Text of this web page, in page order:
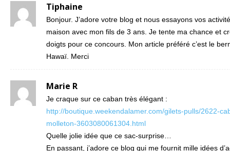
Tiphaine
Bonjour. J’adore votre blog et nous essayons vos
maison avec mon fils de 3 ans. Je tente ma chance et
doigts pour ce concours. Mon article préféré c’est le
Hawaï. Merci
Marie R
Je craque sur ce caban très élégant :
http://boutique.weekendalamer.com/gilets-pulls/2622-
molleton-3603080061304.html
Quelle jolie idée que ce sac-surprise…
En passant, j’adore ce blog qui me fournit mille idées